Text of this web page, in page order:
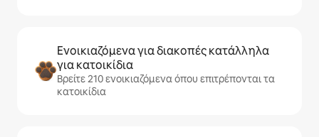
Ενοικιαζόμενα για διακοπές κατάλληλα
για κατοικίδια
Βρείτε 210 ενοικιαζόμενα όπου επιτρέπονται τα
κατοικίδια